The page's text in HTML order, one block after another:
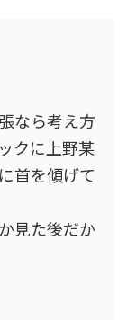
なら考え方
クに上野某
首を傾げて
見た後だか